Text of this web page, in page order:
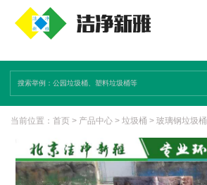
当前位置： 首页> 产品中心> 垃圾桶 > 玻璃钢垃圾桶